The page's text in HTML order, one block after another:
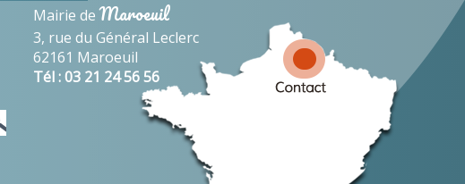
Mairie deMaroeuil
3, rue du Général Leclerc
62161 Maroeuil
Tél : 03 21 24 56 56